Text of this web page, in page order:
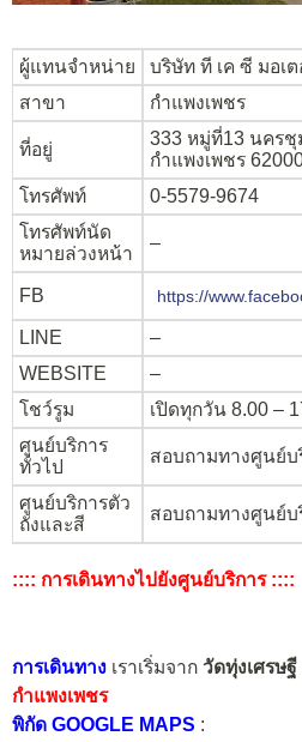
ผู้แทนจำหน่าย
บริษัท ที เค ซี มอเ
สาขา
กำแพงเพชร
ที่อยู่
333 หมู่ที่13 นครชุ
กำแพงเพชร
โทรศัพท์
0-5579-9674
โทรศัพท์นัด
หมายล่วงหน้า
–
FB https://
LINE
–
WEBSITE
–
โชว์รูม
เปิดทุกวัน 8.00 –
ศูนย์บริการ
ทั่วไป
สอบถามทางศูนย์บ
ศูนย์บริการตัว
ถังและสี
สอบถามทางศูนย์บ
:::: การเดินทางไปยังศูนย์บริการ ::::
การเดินทาง เราเริ่มจาก วัดทุ่งเศรษฐี
กำแพงเพชร
พิกัด GOOGLE MAPS :